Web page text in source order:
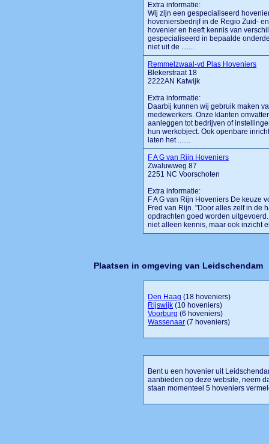
Extra informatie:
Wij zijn een gespecialiseerd
hoveniersbedrijf in de Regio Zuid-
hovenier en heeft kennis van
gespecialiseerd in bepaalde
niet uit de .......
Remmelzwaal-vd Plas Hoveniers
Blekerstraat 18
2222AN Katwijk
Extra informatie:
Daarbij kunnen wij gebruik maken
medewerkers. Onze klanten
aanleggen tot bedrijven of
hun werkobject. Ook openbare
laten het .......
F A G van Rijn Hoveniers
Zwaluwweg 87
2251 NC Voorschoten
Extra informatie:
F A G van Rijn Hoveniers De keuze
Fred van Rijn. "Door alles zelf in de
opdrachten goed worden
niet alleen kennis, maar ook inzicht
Plaatsen in omgeving van Leidschendam
Den Haag (18 hoveniers)
Rijswijk (10 hoveniers)
Voorburg (6 hoveniers)
Wassenaar (7 hoveniers)
Bent u een hovenier uit
aanbieden op deze website, neem
staan momenteel 5 hoveniers